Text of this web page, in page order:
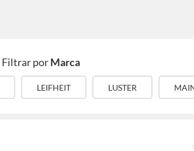
Filtrar porMarca
LEIFHEIT LUSTER